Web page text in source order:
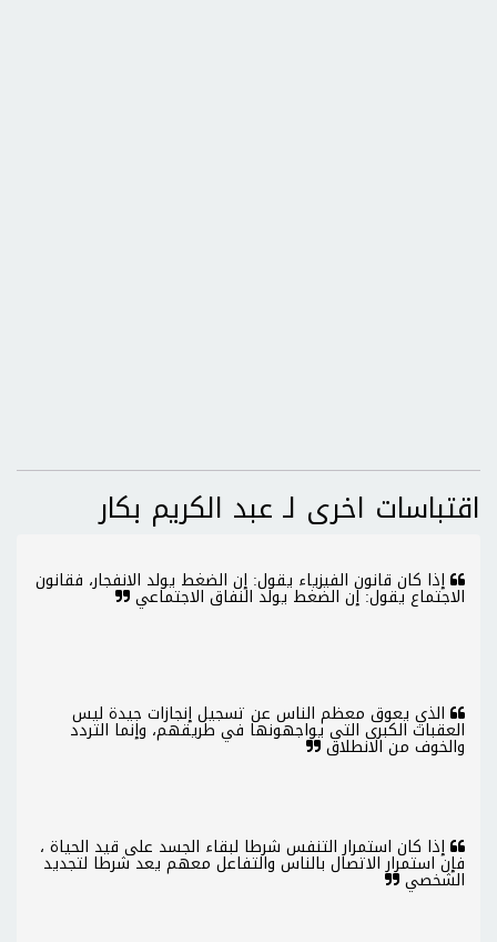
اقتباسات اخرى لـ عبد الكريم بكار
إذا كان قانون الفيزياء يقول: إن الضغط يولد الانفجار، فقانون
الاجتماع يقول: إن الضغط يولد النفاق الاجتماعي
الذي يعوق معظم الناس عن تسجيل إنجازات جيدة ليس
العقبات الكبرى التي يواجهونها في طريقهم، وإنما التردد
والخوف من الانطلاق
إذا كان استمرار التنفس شرطا لبقاء الجسد على قيد الحياة ،
فإن استمرار الاتصال بالناس والتفاعل معهم يعد شرطا لتجديد
الشخصي